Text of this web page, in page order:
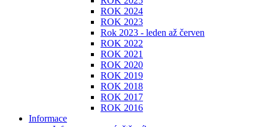
ROK 2024
ROK 2023
Rok 2023 - leden až červen
ROK 2022
ROK 2021
ROK 2020
ROK 2019
ROK 2018
ROK 2017
ROK 2016
Informace